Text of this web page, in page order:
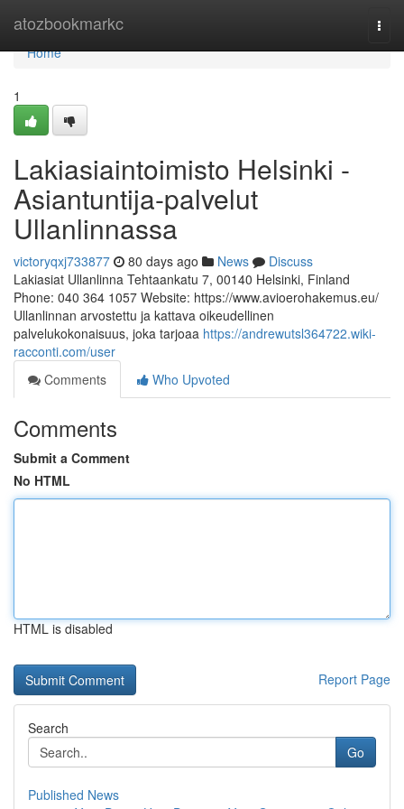
atozbookmarkc
Home
Home
1
Lakiasiaintoimisto Helsinki -
Asiantuntija-palvelut
Ullanlinnassa
victoryqxj733877 80 days ago News
Discuss
Lakiasiat Ullanlinna Tehtaankatu 7, 00140 Helsinki, Finland
Phone: 040 364 1057 Website: https://www.avioerohakemus.eu/
Ullanlinnan arvostettu ja kattava oikeudellinen
palvelukokonaisuus, joka tarjoaa https://andrewutsl364722.wiki-
racconti.com/user
Comments
Who Upvoted
Comments
Submit a Comment
No HTML
HTML is disabled
Report Page
Search
Go
Published News